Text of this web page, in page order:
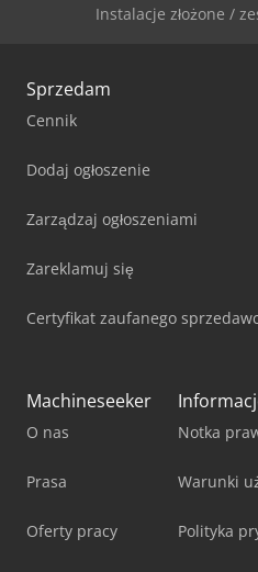
Instalacje złożone /
Sprzedam
Cennik
Dodaj ogłoszenie
Zarządzaj ogłoszeniami
Zareklamuj się
Certyfikat zaufanego
Machineseeker
O nas
Prasa
Oferty pracy
Notka
Warunki
Polityka